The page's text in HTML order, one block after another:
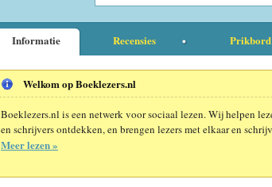
Informatie Recensies Prikbord
Welkom op Boeklezers.nl
Boeklezers.nl is een netwerk voor sociaal lezen. Wij helpen
en schrijvers ontdekken, en brengen lezers met elkaar en
Meer lezen »